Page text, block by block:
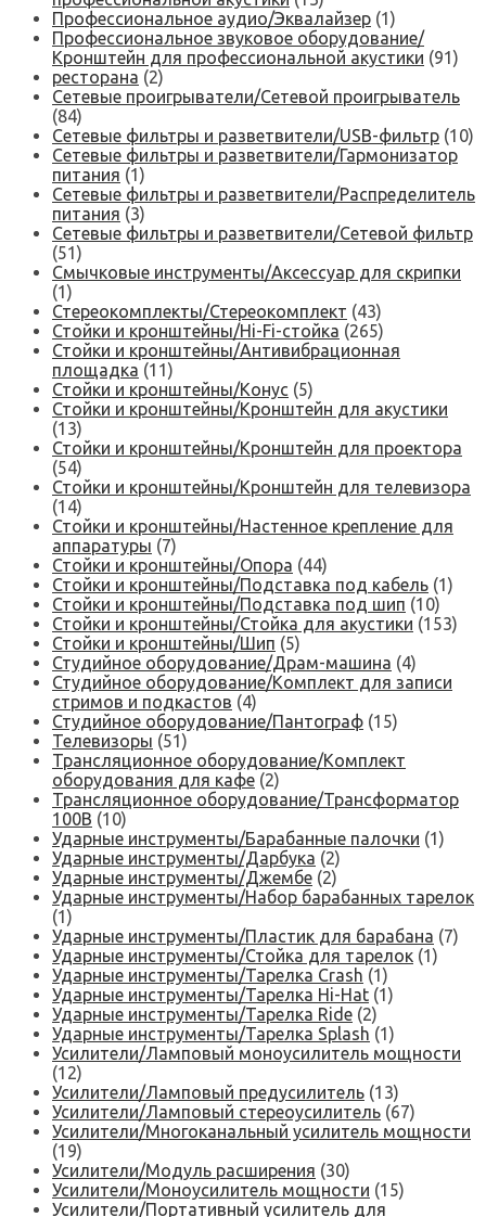
Профессиональное аудио/Эквалайзер (1)
Профессиональное звуковое оборудование/
Кронштейн для профессиональной акустики (91)
ресторана (2)
Сетевые проигрыватели/Сетевой проигрыватель
(84)
Сетевые фильтры и разветвители/USB-фильтр (10)
Сетевые фильтры и разветвители/Гармонизатор
питания (1)
Сетевые фильтры и разветвители/Распределитель
питания (3)
Сетевые фильтры и разветвители/Сетевой фильтр
(51)
Смычковые инструменты/Аксессуар для скрипки
(1)
Стереокомплекты/Стереокомплект (43)
Стойки и кронштейны/Hi-Fi-стойка (265)
Стойки и кронштейны/Антивибрационная
площадка (11)
Стойки и кронштейны/Конус (5)
Стойки и кронштейны/Кронштейн для акустики
(13)
Стойки и кронштейны/Кронштейн для проектора
(54)
Стойки и кронштейны/Кронштейн для телевизора
(14)
Стойки и кронштейны/Настенное крепление для
аппаратуры (7)
Стойки и кронштейны/Опора (44)
Стойки и кронштейны/Подставка под кабель (1)
Стойки и кронштейны/Подставка под шип (10)
Стойки и кронштейны/Стойка для акустики (153)
Стойки и кронштейны/Шип (5)
Студийное оборудование/Драм-машина (4)
Студийное оборудование/Комплект для записи
стримов и подкастов (4)
Студийное оборудование/Пантограф (15)
Телевизоры (51)
Трансляционное оборудование/Комплект
оборудования для кафе (2)
Трансляционное оборудование/Трансформатор
100В (10)
Ударные инструменты/Барабанные палочки (1)
Ударные инструменты/Дарбука (2)
Ударные инструменты/Джембе (2)
Ударные инструменты/Набор барабанных тарелок
(1)
Ударные инструменты/Пластик для барабана (7)
Ударные инструменты/Стойка для тарелок (1)
Ударные инструменты/Тарелка Crash (1)
Ударные инструменты/Тарелка Hi-Hat (1)
Ударные инструменты/Тарелка Ride (2)
Ударные инструменты/Тарелка Splash (1)
Усилители/Ламповый моноусилитель мощности
(12)
Усилители/Ламповый предусилитель (13)
Усилители/Ламповый стереоусилитель (67)
Усилители/Многоканальный усилитель мощности
(19)
Усилители/Модуль расширения (30)
Усилители/Моноусилитель мощности (15)
Усилители/Портативный усилитель для